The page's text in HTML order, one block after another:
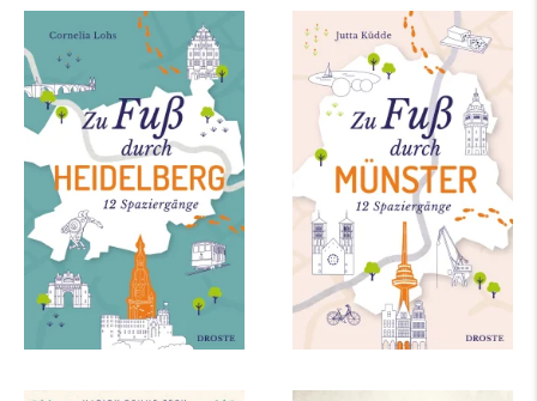
Cornelia Lohs
Zu Fuß durch
Heidelberg
mehr Infos …
Jutta Küdde
Zu Fuß durch
Münster
mehr Infos …